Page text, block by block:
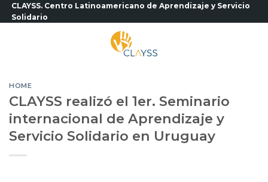
Saltar
al
CLAYSS. Centro Latinoamericano de Aprendizaje y Servicio
Solidario
HOME
CLAYSS realizó el 1er. Seminario
internacional de Aprendizaje y
Servicio Solidario en Uruguay